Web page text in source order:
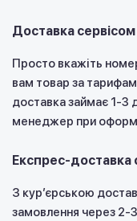
Доставка
Просто вкажіть
вам товар за
доставка займає 1-3
менеджер при
Експрес-доставка
З курʼєрською
замовлення через 2-